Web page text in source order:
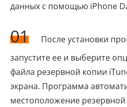
данных с помощью iPhone
01
После установки
запустите ее и выберите
файла резервной копии
экрана. Программа
местоположение